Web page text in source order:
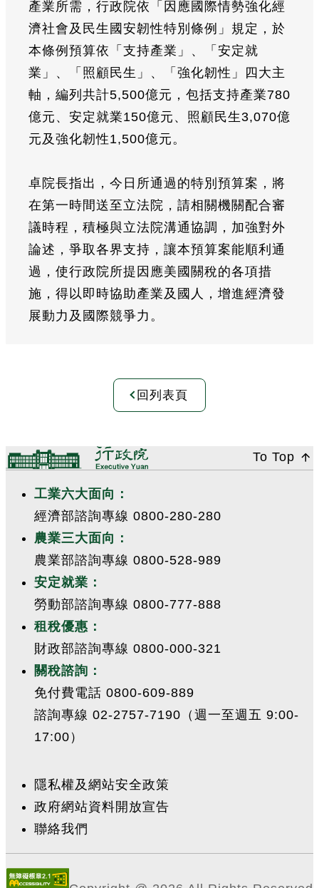
產業所需，行政院依「因應國際情勢強化經
濟社會及民生國安韌性特別條例」規定，於
本條例預算依「支持產業」、「安定就
業」、「照顧民生」、「強化韌性」四大主
軸，編列共計5,500億元，包括支持產業780
億元、安定就業150億元、照顧民生3,070億
元及強化韌性1,500億元。
卓院長指出，今日所通過的特別預算案，將
在第一時間送至立法院，請相關機關配合審
議時程，積極與立法院溝通協調，加強對外
論述，爭取各界支持，讓本預算案能順利通
過，使行政院所提因應美國關稅的各項措
施，得以即時協助產業及國人，增進經濟發
展動力及國際競爭力。
回列表頁
::: To Top
工業六大面向：
經濟部諮詢專線 0800-280-280
農業三大面向：
農業部諮詢專線 0800-528-989
安定就業：
勞動部諮詢專線 0800-777-888
租稅優惠：
財政部諮詢專線 0800-000-321
關稅諮詢：
免付費電話 0800-609-889
諮詢專線 02-2757-7190（週一至週五 9:00-
17:00）
隱私權及網站安全政策
政府網站資料開放宣告
聯絡我們